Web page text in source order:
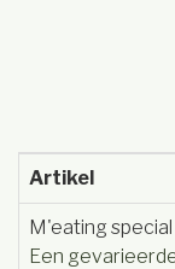
Artikel
M'eating special
Een